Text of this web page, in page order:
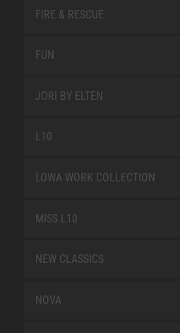
FIRE & RESCUE
FUN
JORI BY ELTEN
L10
LOWA WORK COLLECTION
MISS L10
NEW CLASSICS
NOVA